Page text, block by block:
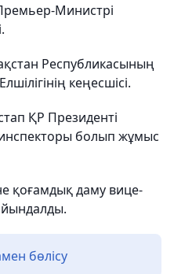
Министрі
Республикасының
кеңесшісі.
ҚР Президенті
инспекторы болып жұмыс
қоғамдық даму вице-
бөлісу